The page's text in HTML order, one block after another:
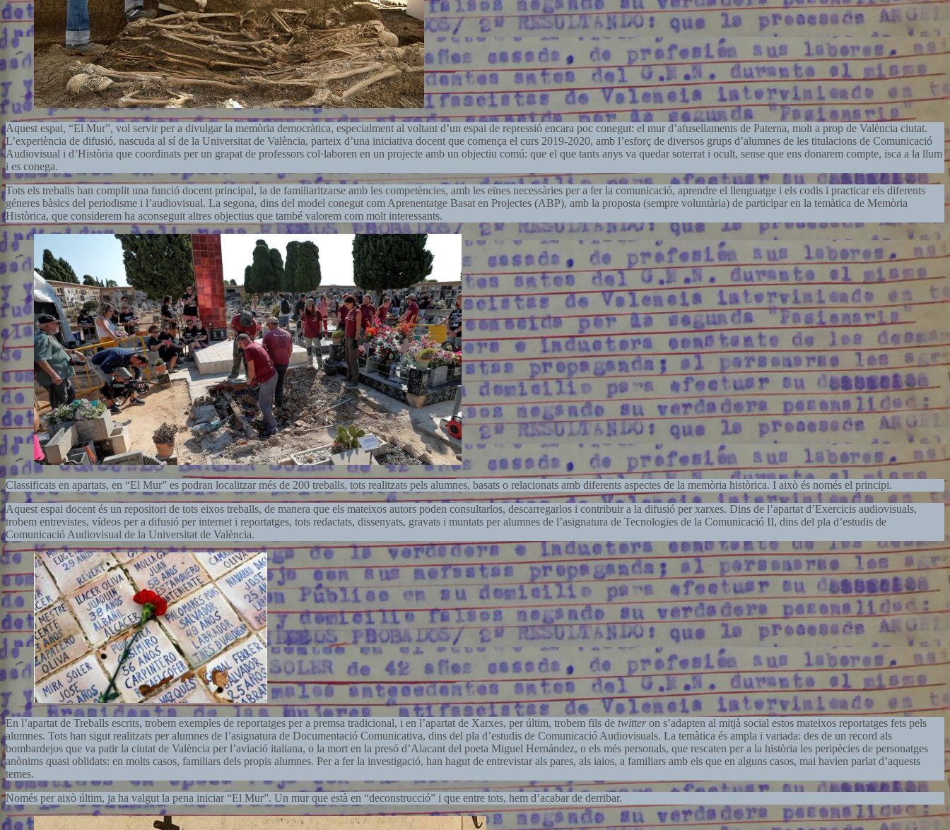
Aquest espai, “El Mur”, vol servir per a divulgar la memòria democràtica, especialment al voltant d’un espai de repressió encara poc conegut: el mur d’afusellaments de Paterna, molt a prop de València ciutat.
L’experiència de difusió, nascuda al sí de la Universitat de València, parteix d’una iniciativa docent que comença el curs 2019-2020, amb l’esforç de diversos grups d’alumnes de les titulacions de Comunicació
Audiovisual i d’Història que coordinats per un grapat de professors col·laboren en un projecte amb un objectiu comú: que el que tants anys va quedar soterrat i ocult, sense que ens donarem compte, isca a la llum
i es conega.
Tots els treballs han complit una funció docent principal, la de familiaritzarse amb les competències, amb les eïnes necessàries per a fer la comunicació, aprendre el llenguatge i els codis i practicar els diferents
géneres bàsics del periodisme i l’audiovisual. La segona, dins del model conegut com Aprenentatge Basat en Projectes (ABP), amb la proposta (sempre voluntària) de participar en la temàtica de Memòria
Històrica, que considerem ha aconseguit altres objectius que també valorem com molt interessants.
Classificats en apartats, en “El Mur” es podran localitzar més de 200 treballs, tots realitzats pels alumnes, basats o relacionats amb diferents aspectes de la memòria històrica. I això és només el principi.
Aquest espai docent és un repositori de tots eixos treballs, de manera que els mateixos autors poden consultarlos, descarregarlos i contribuir a la difusió per xarxes. Dins de l’apartat d’Exercicis audiovisuals,
trobem entrevistes, vídeos per a difusió per internet i reportatges, tots redactats, dissenyats, gravats i muntats per alumnes de l’asignatura de Tecnologies de la Comunicació II, dins del pla d’estudis de
Comunicació Audiovisual de la Universitat de València.
En l’apartat de Treballs escrits, trobem exemples de reportatges per a premsa tradicional, i en l’apartat de Xarxes, per últim, trobem fils de twitter on s’adapten al mitjà social estos mateixos reportatges fets pels
alumnes. Tots han sigut realitzats per alumnes de l’asignatura de Documentació Comunicativa, dins del pla d’estudis de Comunicació Audiovisuals. La temàtica és ampla i variada: des de un record als
bombardejos que va patir la ciutat de València per l’aviació italiana, o la mort en la presó d’Alacant del poeta Miguel Hernández, o els més personals, que rescaten per a la història les peripècies de personatges
anònims quasi oblidats: en molts casos, familiars dels propis alumnes. Per a fer la investigació, han hagut de entrevistar als pares, als iaios, a familiars amb els que en alguns casos, mai havien parlat d’aquests
temes.
Només per això últim, ja ha valgut la pena iniciar “El Mur”. Un mur que està en “deconstrucció” i que entre tots, hem d’acabar de derribar.